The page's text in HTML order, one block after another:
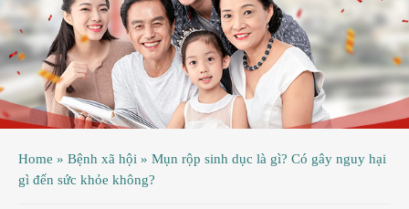
Home » Bệnh xã hội » Mụn rộp sinh dục là gì? Có gây nguy hại
gì đến sức khỏe không?